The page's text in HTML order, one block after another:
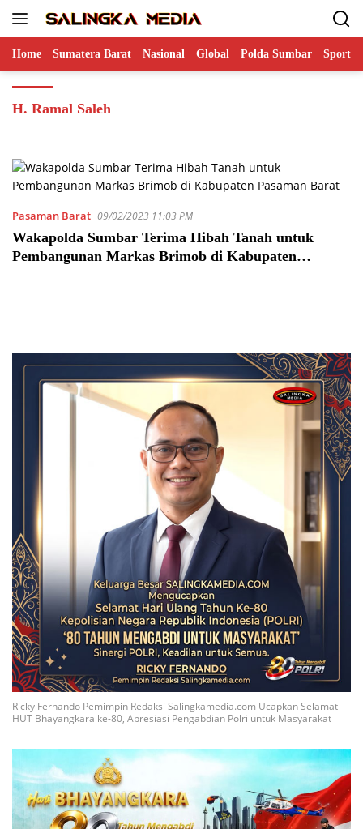
Home Sumatera Barat Nasional Global Polda Sumbar Sports
H. Ramal Saleh
Pasaman Barat 09/02/2023 11:03 PM
Wakapolda Sumbar Terima Hibah Tanah untuk
Pembangunan Markas Brimob di Kabupaten
Ricky Fernando Pemimpin Redaksi Salingkamedia.com Ucapkan Selamat
HUT Bhayangkara ke-80, Apresiasi Pengabdian Polri untuk Masyarakat